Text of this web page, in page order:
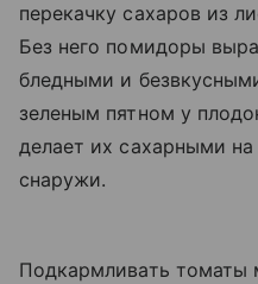
перекачку сахаров из
Без него помидоры
бледными и
зеленым пятном у
делает их сахарными
снаружи.
Подкармливать